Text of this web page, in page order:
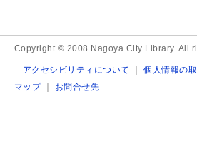
Copyright © 2008 Nagoya City Library. All
アクセシビリティについて ｜個人情報の
マップ｜ お問合せ先